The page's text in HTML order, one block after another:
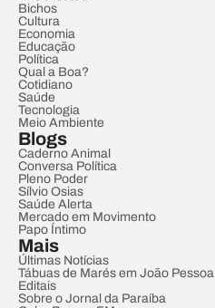
Bichos
Cultura
Economia
Educação
Política
Qual a Boa?
Cotidiano
Saúde
Tecnologia
Meio Ambiente
Blogs
Caderno Animal
Conversa Política
Pleno Poder
Sílvio Osias
Saúde Alerta
Mercado em Movimento
Papo Íntimo
Mais
Últimas Notícias
Tábuas de Marés em João Pessoa
Editais
Sobre o Jornal da Paraíba